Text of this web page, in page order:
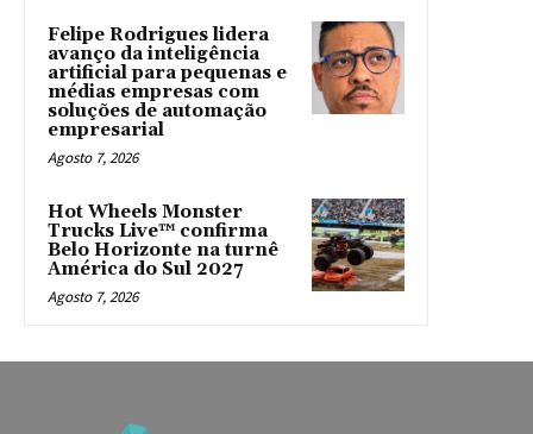
Felipe Rodrigues lidera
avanço da inteligência
artificial para pequenas e
médias empresas com
soluções de automação
empresarial
Agosto 7, 2026
Hot Wheels Monster
Trucks Live™ confirma
Belo Horizonte na turnê
América do Sul 2027
Agosto 7, 2026